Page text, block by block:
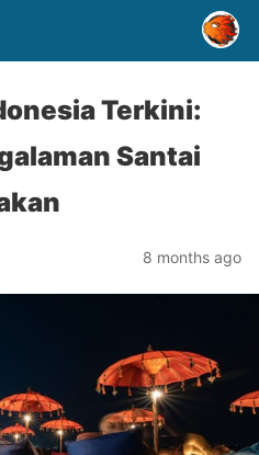
Terkini:
Santai
8 months ago